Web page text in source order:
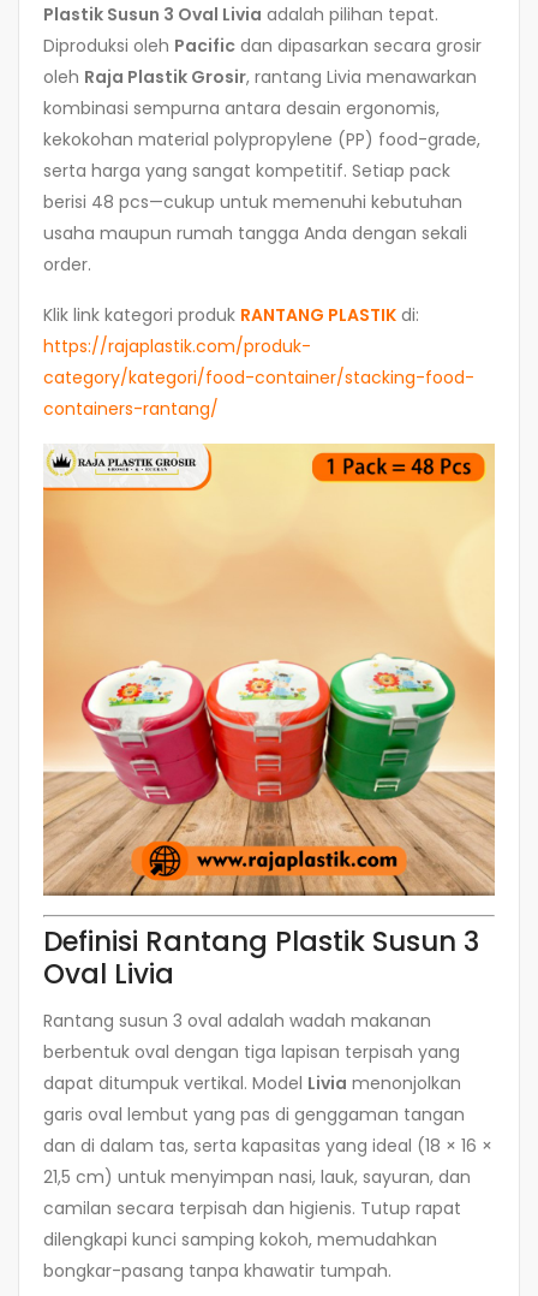
Plastik Susun 3 Oval Livia adalah pilihan tepat.
Diproduksi oleh Pacific dan dipasarkan secara grosir
oleh Raja Plastik Grosir, rantang Livia menawarkan
kombinasi sempurna antara desain ergonomis,
kekokohan material polypropylene (PP) food-grade,
serta harga yang sangat kompetitif. Setiap pack
berisi 48 pcs—cukup untuk memenuhi kebutuhan
usaha maupun rumah tangga Anda dengan sekali
order.
Klik link kategori produk RANTANG PLASTIK di:
https://rajaplastik.com/produk-
category/kategori/food-container/stacking-food-
containers-rantang/
Definisi Rantang Plastik Susun 3
Oval Livia
Rantang susun 3 oval adalah wadah makanan
berbentuk oval dengan tiga lapisan terpisah yang
dapat ditumpuk vertikal. Model Livia menonjolkan
garis oval lembut yang pas di genggaman tangan
dan di dalam tas, serta kapasitas yang ideal (18 × 16 ×
21,5 cm) untuk menyimpan nasi, lauk, sayuran, dan
camilan secara terpisah dan higienis. Tutup rapat
dilengkapi kunci samping kokoh, memudahkan
bongkar-pasang tanpa khawatir tumpah.